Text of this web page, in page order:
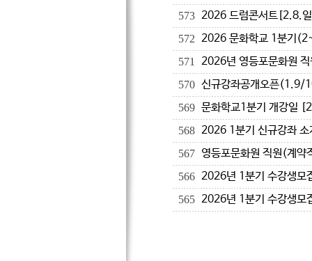
573 2026 드럼콘서트[2.8.
572 2026 문화학교 1분기
571 2026년 영등포문화원
570 신규강좌공개오픈(1.9/
569 문화학교1분기 개강일
568 2026 1분기 신규강좌 소
567 영등포문화원 직원(계약
566 2026년 1분기 수강생모
565 2026년 1분기 수강생모